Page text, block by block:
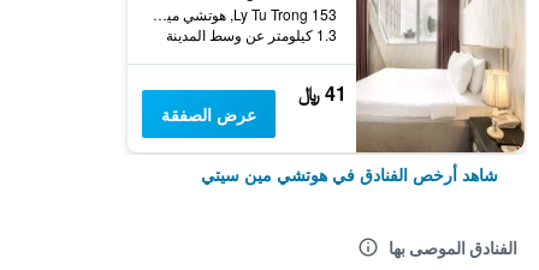
153 Ly Tu Trong, هوتشي مين سيتي, فيتنام
1.3 كيلومتر عن وسط المدينة
41 ﷼
عرض الصفقة
شاهد أرخص الفنادق في هوتشي مين سيتي
الفنادق الموصى بها